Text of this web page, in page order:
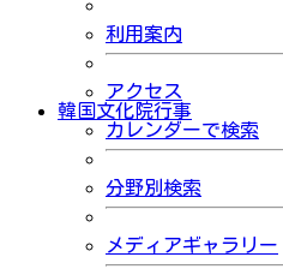
利用案内
アクセス
韓国文化院行事
カレンダーで検索
分野別検索
メディアギャラリー